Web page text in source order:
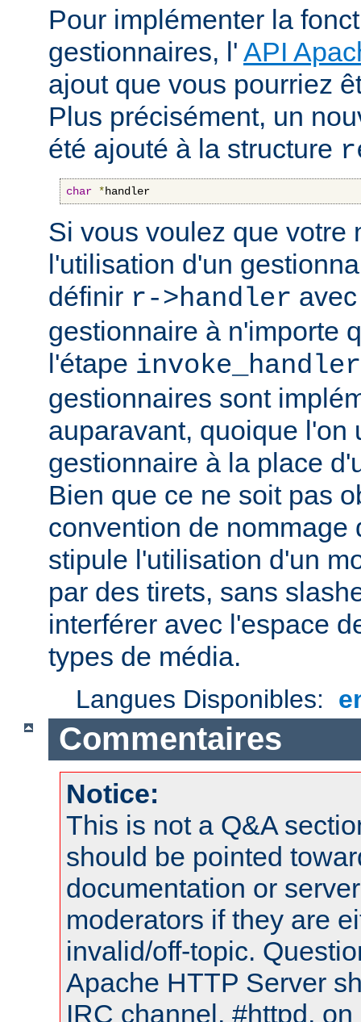
Pour implémenter la
gestionnaires, l' API
ajout que vous pourriez
Plus précisément, un
été ajouté à la structure
char *handler
Si vous voulez que votre
l'utilisation d'un
définir r->handler
gestionnaire à n'importe
l'étape invoke_handler
gestionnaires sont
auparavant, quoique l'on
gestionnaire à la place
Bien que ce ne soit pas
convention de nommage
stipule l'utilisation d'un
par des tirets, sans
interférer avec l'espace
types de média.
Langues Disponibles:
Commentaires
Notice:
This is not a Q&A
should be pointed
documentation or
moderators if they are
invalid/off-topic.
Apache HTTP Server
IRC channel, #httpd,